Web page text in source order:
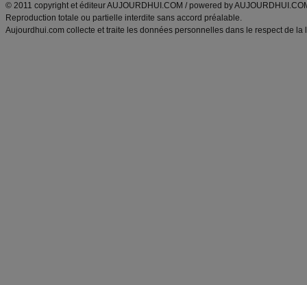
© 2011 copyright et éditeur AUJOURDHUI.COM / powered by
Reproduction totale ou partielle interdite sans accord préalable.
Aujourdhui.com collecte et traite les données personnelles dans le respect de